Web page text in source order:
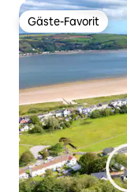
Gäste-Favorit
Gäste-Favorit